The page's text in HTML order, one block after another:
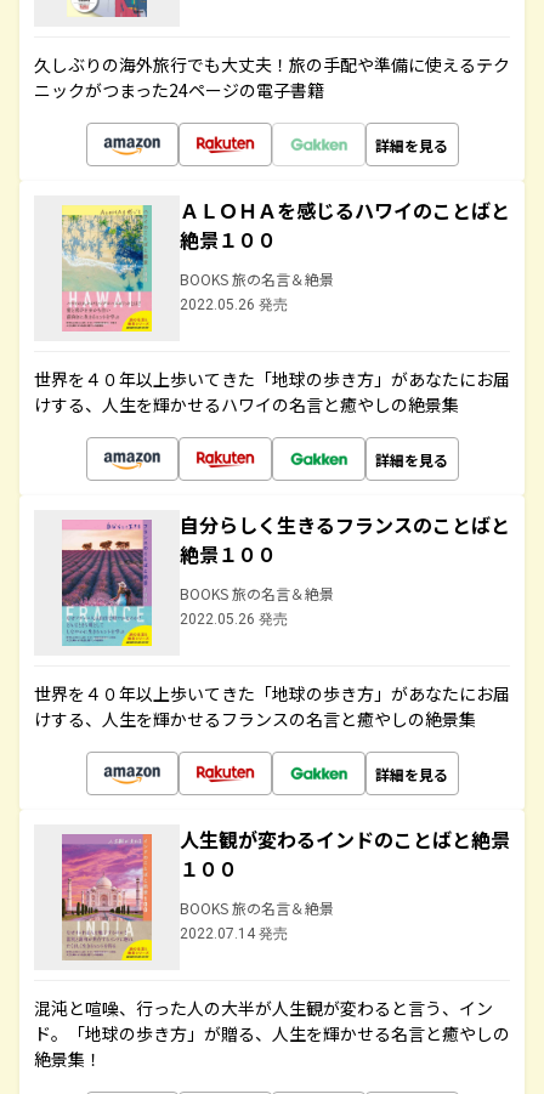
久しぶりの海外旅行でも大丈夫！旅の手配や準備に使えるテク
ニックがつまった24ページの電子書籍
詳細を見る
ＡＬＯＨＡを感じるハワイのことばと
絶景１００
BOOKS 旅の名言＆絶景
2022.05.26 発売
世界を４０年以上歩いてきた「地球の歩き方」があなたにお届
けする、人生を輝かせるハワイの名言と癒やしの絶景集
詳細を見る
自分らしく生きるフランスのことばと
絶景１００
BOOKS 旅の名言＆絶景
2022.05.26 発売
世界を４０年以上歩いてきた「地球の歩き方」があなたにお届
けする、人生を輝かせるフランスの名言と癒やしの絶景集
詳細を見る
人生観が変わるインドのことばと絶景
１００
BOOKS 旅の名言＆絶景
2022.07.14 発売
混沌と喧噪、行った人の大半が人生観が変わると言う、イン
ド。「地球の歩き方」が贈る、人生を輝かせる名言と癒やしの
絶景集！